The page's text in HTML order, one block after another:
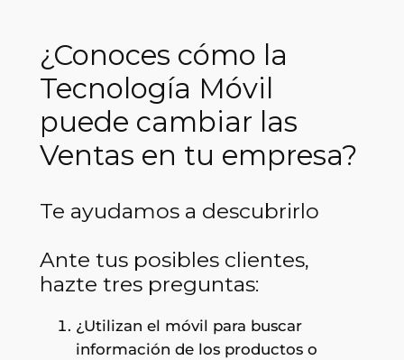
¿Conoces cómo la
Tecnología Móvil
puede cambiar las
Ventas en tu empresa?
Te ayudamos a descubrirlo
Ante tus posibles clientes,
hazte tres preguntas:
¿Utilizan el móvil para buscar
información de los productos o